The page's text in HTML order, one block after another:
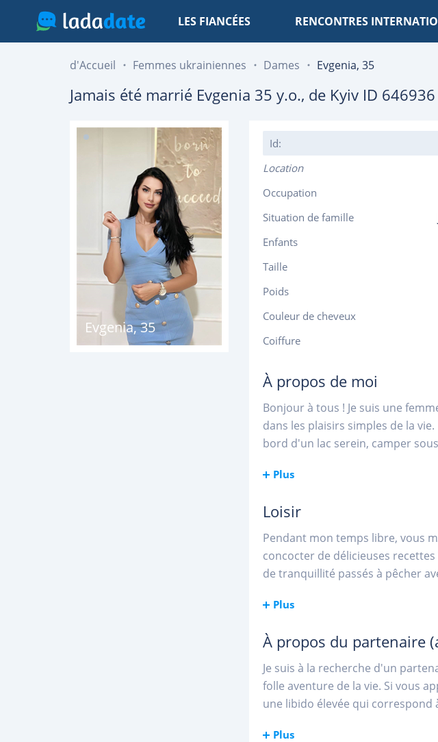
LES FIANCÉES RENCONTRES
d'Accueil Femmes ukrainiennes Dames Evgenia, 35
Jamais été marrié Evgenia 35 y.o., de Kyiv ID 646936
Evgenia,35
Id:
Location
Occupation
Situation de famille
Enfants
Taille
Poids
Couleur de cheveux
Coiffure
À propos de moi
Bonjour à tous ! Je suis une
dans les plaisirs simples de la
bord d'un lac serein, camper
Plus
Loisir
Pendant mon temps libre, vous
concocter de délicieuses
de tranquillité passés à pêcher
Plus
À propos du partenaire
Je suis à la recherche d'un
folle aventure de la vie. Si vous
une libido élevée qui correspond
Plus